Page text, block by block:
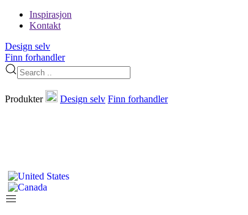
Inspirasjon
Kontakt
Design selv
Finn forhandler
Produkter Design selv Finn forhandler